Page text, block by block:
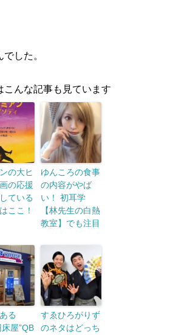
した。
こんな記事も見ています
の大ヒ
の応援
ている
ここ！
ゆんころの食事
の内容がやば
い！ 初耳学
【林先生の白熱
教室】でも注目
る
屋”QB
すゑひろがりず
のネタはどっち